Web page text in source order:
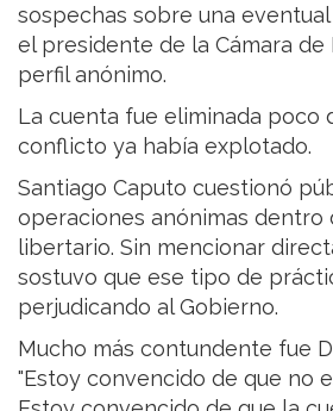
sospechas sobre una
el presidente de la Cámara de
perfil anónimo.
La cuenta fue eliminada poco
conflicto ya había explotado.
Santiago Caputo cuestionó
operaciones anónimas dentro
libertario. Sin mencionar
sostuvo que ese tipo de
perjudicando al Gobierno.
Mucho más contundente fue
"Estoy convencido de que no